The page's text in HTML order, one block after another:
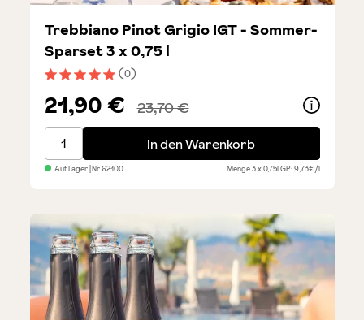
Durchschnittliche Bewertung von 5 von 5 Sternen
(0)
Trebbiano Pinot Grigio IGT - Sommer-
Sparset 3 x 0,75 l
21,90 € 23,70 €
Trebbiano Pinot Grigio IGT - Sommer-Sparset 3 x
In den Warenkorb
Auf Lager| Nr.62100 Menge3 x 0,75lGP: 9,73€/l